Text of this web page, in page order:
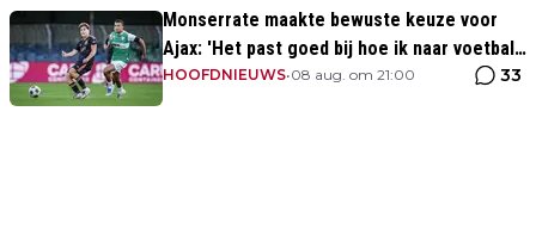
Monserrate maakte bewuste keuze voor
Ajax: 'Het past goed bij hoe ik naar voetbal
kijk’
HOOFDNIEUWS•08 aug. om 21:00 33